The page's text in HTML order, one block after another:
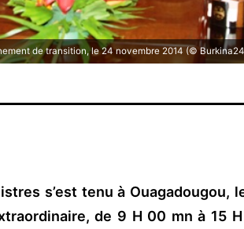
de transition, le 24 novembre 2014 (©
s’est tenu à Ouagadougou,
de 9 H 00 mn à 15